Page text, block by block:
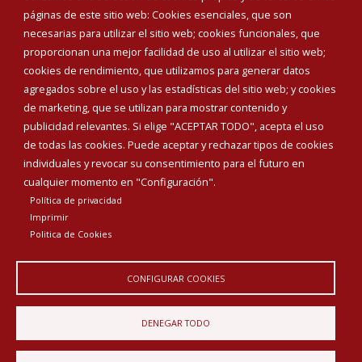
páginas de este sitio web: Cookies esenciales, que son
necesarias para utilizar el sitio web; cookies funcionales, que
proporcionan una mejor facilidad de uso al utilizar el sitio web;
cookies de rendimiento, que utilizamos para generar datos
agregados sobre el uso y las estadísticas del sitio web; y cookies
de marketing, que se utilizan para mostrar contenido y
publicidad relevantes. Si elige "ACEPTAR TODO", acepta el uso
de todas las cookies. Puede aceptar y rechazar tipos de cookies
individuales y revocar su consentimiento para el futuro en
cualquier momento en "Configuración".
Política de privacidad
Imprimir
Politica de Cookies
CONFIGURAR COOKIES
DENEGAR TODO